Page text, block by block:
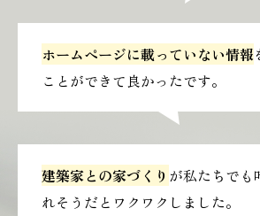
建築家との家づくり が私たちでも
れそうだとワクワクしました。
ホームページに載っていない情報
ことができて良かったです。